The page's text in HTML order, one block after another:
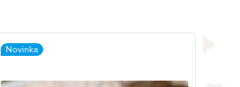
Novinka